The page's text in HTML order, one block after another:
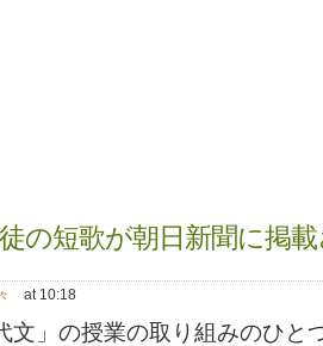
の短歌が朝日新聞に掲
at 10:18
文」の授業の取り組みのひと